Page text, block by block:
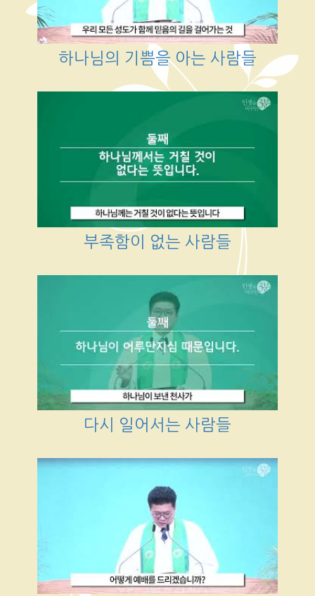
하나님의 기쁨을 아는 사람들
부족함이 없는 사람들
다시 일어서는 사람들